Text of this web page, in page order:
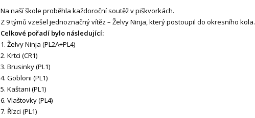
Na naší škole proběhla každoroční soutěž v piškvorkách.
Z 9 týmů vzešel jednoznačný vítěz – Želvy Ninja, který postoupil do okresního kola.
Celkové pořadí bylo následující:
1. Želvy Ninja (PL2A+PL4)
2. Krtci (CR1)
3. Brusinky (PL1)
4. Gobloni (PL1)
5. Kaštani (PL1)
6. Vlaštovky (PL4)
7. Řízci (PL1)